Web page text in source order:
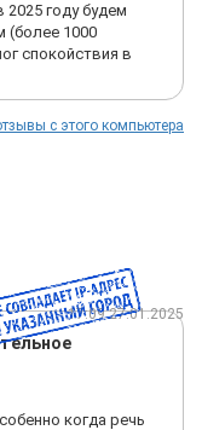
году будем
(более 1000
спокойствия в
с этого компьютера
17:09 27.01.2025
когда речь